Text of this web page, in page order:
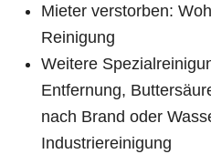
Mieter verstorben:
Reinigung
Weitere
Entfernung,
nach Brand oder
Industriereinigung